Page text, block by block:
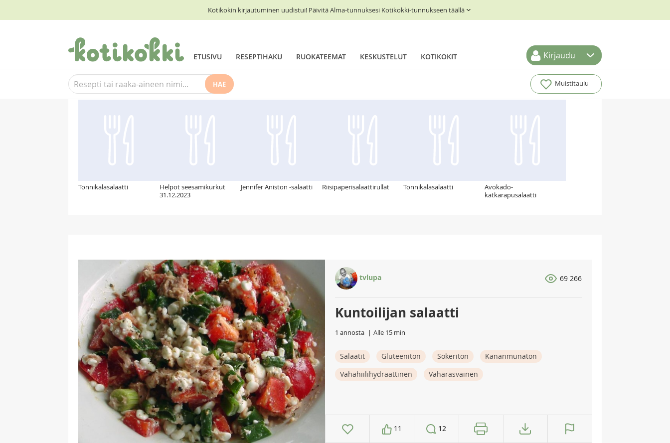
Kotikokin kirjautuminen uudistui! Päivitä Alma-tunnuksesi Kotikokki-tunnukseen täällä
ETUSIVU RESEPTIHAKU RUOKATEEMAT KESKUSTELUT KOTIKOKIT Kirjaudu
HAE Muistitaulu
Suosittelemme myös
Tonnikalasalaatti
Helpot seesamikurkut
31.12.2023
Jennifer Aniston -salaatti Riisipaperisalaattirullat Tonnikalasalaatti
Avokado-
katkarapusalaatti
tvlupa 69 266
Kuntoilijan salaatti
1 annosta Alle 15 min
Salaatit Gluteeniton Sokeriton
Kananmunaton
Vähähiilihydraattinen
Vähärasvainen
11 12